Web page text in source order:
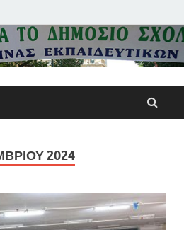
Α΄
Αθηνών
Π.Ε.
2024